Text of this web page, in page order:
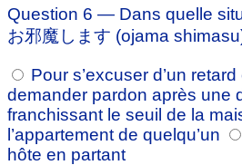
Question 6 — Dans quelle
お邪魔します (ojama
Pour s’excuser d’un
demander pardon après une
franchissant le seuil de la
l’appartement de quelqu’un
hôte en partant